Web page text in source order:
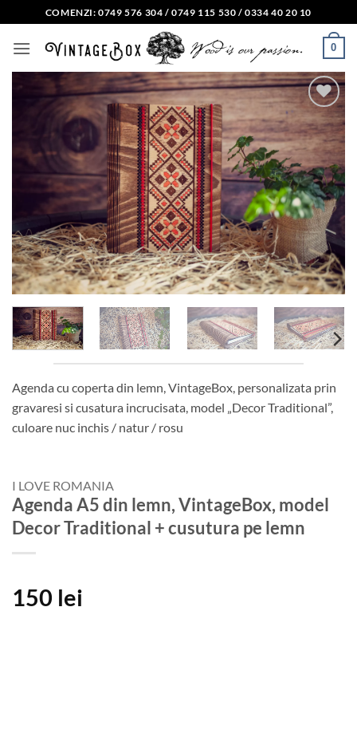
to
content
COMENZI: 0749 576 304 / 0749 115 530 / 0334 40 20 10
0
Adauga
in lista
de
dorinte
Agenda cu coperta din lemn, VintageBox, personalizata prin
gravaresi si cusatura incrucisata, model „Decor Traditional”,
culoare nuc inchis / natur / rosu
I LOVE ROMANIA
Agenda A5 din lemn, VintageBox, model
Decor Traditional + cusutura pe lemn
150 lei